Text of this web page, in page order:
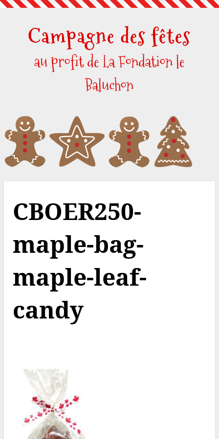
Skip
contentCampagne des fêtes
au profit de La Fondation le
Baluchon
CBOER250-
maple-bag-
maple-leaf-
candy